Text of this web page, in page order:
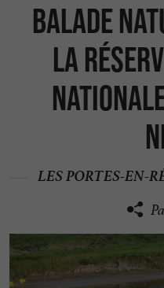
Balade
la
LES PORTES-EN-